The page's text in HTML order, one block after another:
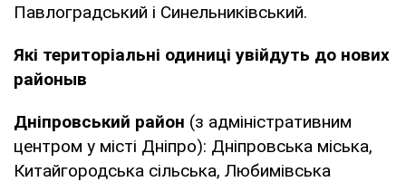
Павлоградський і Синельниківський.
Які територіальні одиниці увійдуть до нових
районыв
Дніпровський район (з адміністративним
центром у місті Дніпро): Дніпровська міська,
Китайгородська сільська, Любимівська